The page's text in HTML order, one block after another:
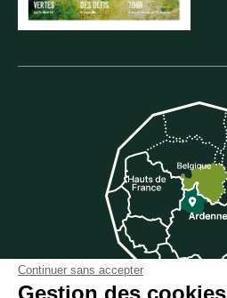
Continuer sans accepter
Gestion des cookies